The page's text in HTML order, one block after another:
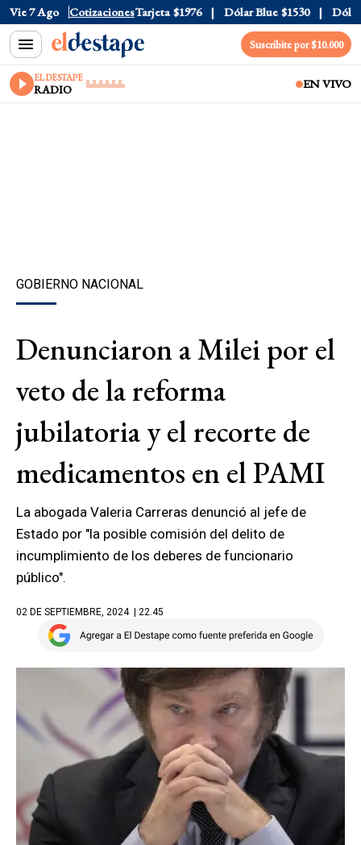
Vie 7 Ago Cotizaciones
$1520 Dólar Tarjeta $1976 Dólar Blue $1530 Dólar
Suscribite por $10.000
EL DESTAPE
RADIO EN VIVO
GOBIERNO NACIONAL
Denunciaron a Milei por el
veto de la reforma
jubilatoria y el recorte de
medicamentos en el PAMI
La abogada Valeria Carreras denunció al jefe de
Estado por "la posible comisión del delito de
incumplimiento de los deberes de funcionario
público".
02 DE SEPTIEMBRE, 2024 | 22.45